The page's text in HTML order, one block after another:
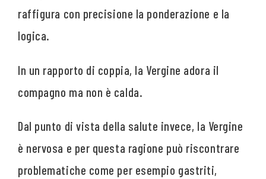
raffigura con precisione la ponderazione e la
logica.
In un rapporto di coppia, la Vergine adora il
compagno ma non è calda.
Dal punto di vista della salute invece, la Vergine
è nervosa e per questa ragione può riscontrare
problematiche come per esempio gastriti,